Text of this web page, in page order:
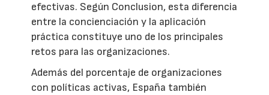
efectivas. Según Conclusion, esta diferencia
entre la concienciación y la aplicación
práctica constituye uno de los principales
retos para las organizaciones.
Además del porcentaje de organizaciones
con políticas activas, España también